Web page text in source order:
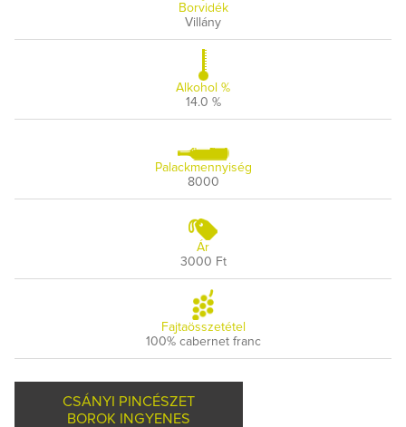
Borvidék
Villány
Alkohol %
14.0 %
Palackmennyiség
8000
Ár
3000 Ft
Fajtaösszetétel
100% cabernet franc
CSÁNYI PINCÉSZET
BOROK INGYENES